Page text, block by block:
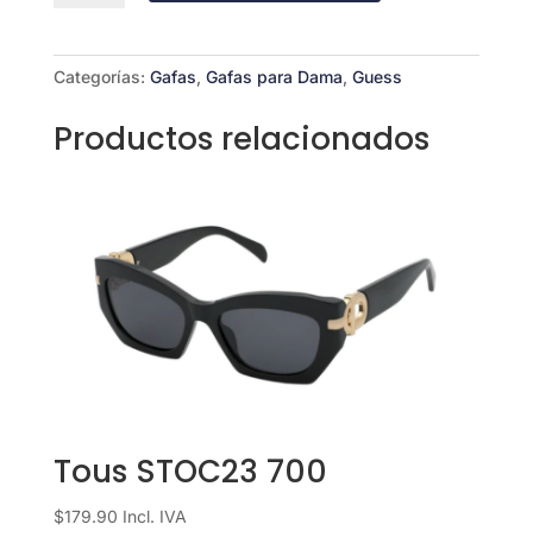
Categorías: Gafas, Gafas para Dama, Guess
Productos relacionados
Tous STOC23 700
$179.90 Incl. IVA